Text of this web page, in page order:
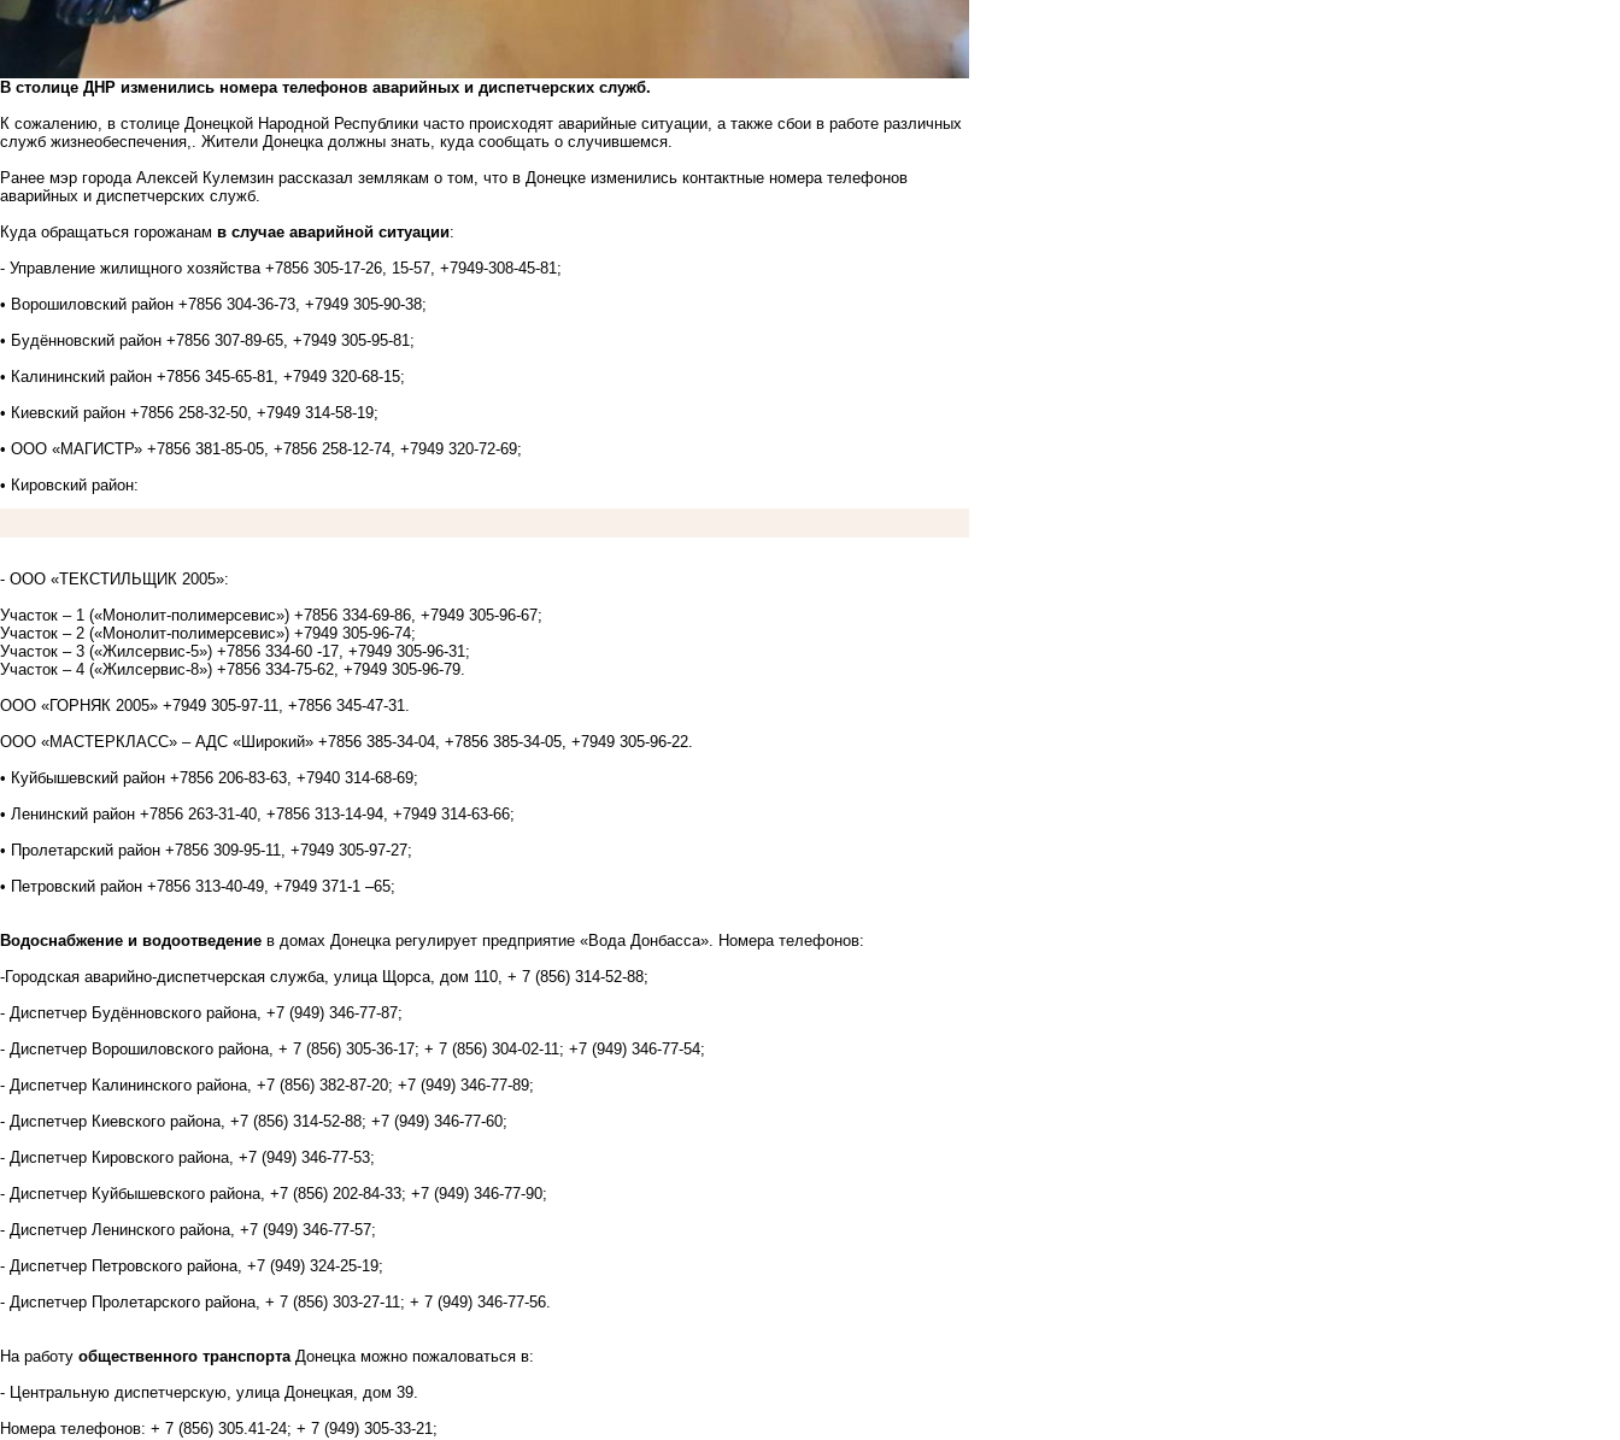
В столице ДНР изменились номера телефонов аварийных и диспетчерских служб.
К сожалению, в столице Донецкой Народной Республики часто происходят аварийные ситуации, а также сбои в работе различных
служб жизнеобеспечения,. Жители Донецка должны знать, куда сообщать о случившемся.
Ранее мэр города Алексей Кулемзин рассказал землякам о том, что в Донецке изменились контактные номера телефонов
аварийных и диспетчерских служб.
Куда обращаться горожанам в случае аварийной ситуации:
- Управление жилищного хозяйства +7856 305-17-26, 15-57, +7949-308-45-81;
• Ворошиловский район +7856 304-36-73, +7949 305-90-38;
• Будённовский район +7856 307-89-65, +7949 305-95-81;
• Калининский район +7856 345-65-81, +7949 320-68-15;
• Киевский район +7856 258-32-50, +7949 314-58-19;
• ООО «МАГИСТР» +7856 381-85-05, +7856 258-12-74, +7949 320-72-69;
• Кировский район:
- ООО «ТЕКСТИЛЬЩИК 2005»:
Участок – 1 («Монолит-полимерсевис») +7856 334-69-86, +7949 305-96-67;
Участок – 2 («Монолит-полимерсевис») +7949 305-96-74;
Участок – 3 («Жилсервис-5») +7856 334-60 -17, +7949 305-96-31;
Участок – 4 («Жилсервис-8») +7856 334-75-62, +7949 305-96-79.
ООО «ГОРНЯК 2005» +7949 305-97-11, +7856 345-47-31.
ООО «МАСТЕРКЛАСС» ‒ АДС «Широкий» +7856 385-34-04, +7856 385-34-05, +7949 305-96-22.
• Куйбышевский район +7856 206-83-63, +7940 314-68-69;
• Ленинский район +7856 263-31-40, +7856 313-14-94, +7949 314-63-66;
• Пролетарский район +7856 309-95-11, +7949 305-97-27;
• Петровский район +7856 313-40-49, +7949 371-1 –65;
Водоснабжение и водоотведение в домах Донецка регулирует предприятие «Вода Донбасса». Номера телефонов:
-Городская аварийно-диспетчерская служба, улица Щорса, дом 110, + 7 (856) 314-52-88;
- Диспетчер Будённовского района, +7 (949) 346-77-87;
- Диспетчер Ворошиловского района, + 7 (856) 305-36-17; + 7 (856) 304-02-11; +7 (949) 346-77-54;
- Диспетчер Калининского района, +7 (856) 382-87-20; +7 (949) 346-77-89;
- Диспетчер Киевского района, +7 (856) 314-52-88; +7 (949) 346-77-60;
- Диспетчер Кировского района, +7 (949) 346-77-53;
- Диспетчер Куйбышевского района, +7 (856) 202-84-33; +7 (949) 346-77-90;
- Диспетчер Ленинского района, +7 (949) 346-77-57;
- Диспетчер Петровского района, +7 (949) 324-25-19;
- Диспетчер Пролетарского района, + 7 (856) 303-27-11; + 7 (949) 346-77-56.
На работу общественного транспортаДонецка можно пожаловаться в:
- Центральную диспетчерскую, улица Донецкая, дом 39.
Номера телефонов: + 7 (856) 305.41-24; + 7 (949) 305-33-21;